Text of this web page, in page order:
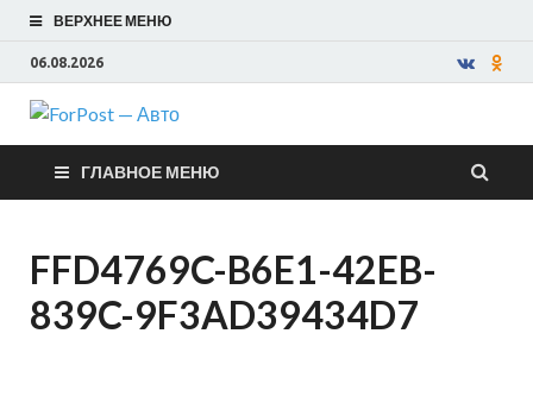
ВЕРХНЕЕ МЕНЮ
06.08.2026
ForPost —
Авто
ГЛАВНОЕ МЕНЮ
FFD4769C-B6E1-42EB-
839C-9F3AD39434D7